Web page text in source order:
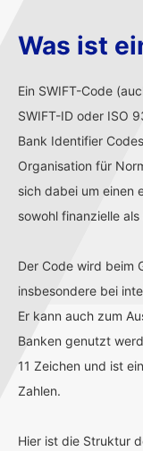
Was ist
Ein SWIFT-Code
SWIFT-ID oder ISO
Bank Identifier
Organisation für
sich dabei um einen
sowohl finanzielle
Der Code wird beim
insbesondere bei
Er kann auch zum
Banken genutzt
11 Zeichen und ist
Zahlen.
Hier ist die Struktur